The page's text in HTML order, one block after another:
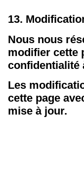
13.
Nous nous
modifier cette
confidentialité
Les
cette page
mise à jour.